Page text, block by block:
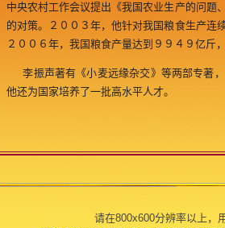
中央农村工作会议提出《我国农业生产的问题
的对策。２００３年，他针对我国粮食生产连
２００６年，我国粮食产量达到９９４９亿斤
李振声著有《小麦远缘杂交》等两部专著
他还为国家培养了一批高水平人才。
请在800x600分辨率以上，